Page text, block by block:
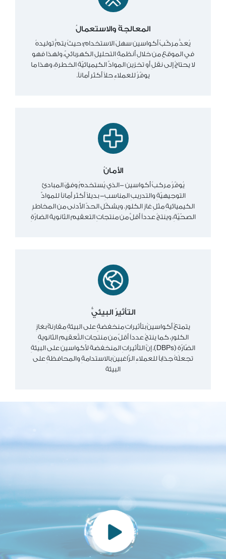
المعالجةُ والاستعمالُ
يُعدُّ مركّبُ أكواسين سهلَ الاستخدام؛ حيثُ يتمُّ توليدهُ
في الموقعِ من خلالِ أنظمةِ التحليلِ الكهربائيّ، ولهذا فهو
لا يحتاجُ إلى نقلِ أو تخزينِ الموادِّ الكيميائيّةِ الخطرةِ، وهذا ما
يوفّرُ للعملاءِ حلاً أكثر أماناً.
الأمانُ
يُوفّرُ مركبُ أكواسين -الذي يُستخدمُ وفقَ المبادئِ
التوجيهيّةِ والتدريبِ المناسبِ- بديلاً أكثر أماناً للموادِّ
الكيميائيةِ مثلِ غازِ الكلورِ. ويشكّل الحدّ الأدنى من المخاطرِ
الصحّيّةِ، وينتجُ عدداً أقلَّ من منتجاتِ التعقيم الثانوية الضارّةِ
التأثيرُ البيئيُّ
يتمتعُ أكواسينُ بتأثيراتِ منخفضةٍ على البيئةِ مقارنةً بغازِ
الكلورِ، كما ينتجُ عدداً أقلّ من منتجاتِ التَّعقيم الثانويةِ
الضّارّةِ (DBPs). إنّ التأثيراتِ المنخفضةَ لأكواسين على البيئةِ
تجعلُهُ جذاباً للعملاءِ الرَّاغبينَ بالاستدامةِ والمحافظةِ على
البيئة